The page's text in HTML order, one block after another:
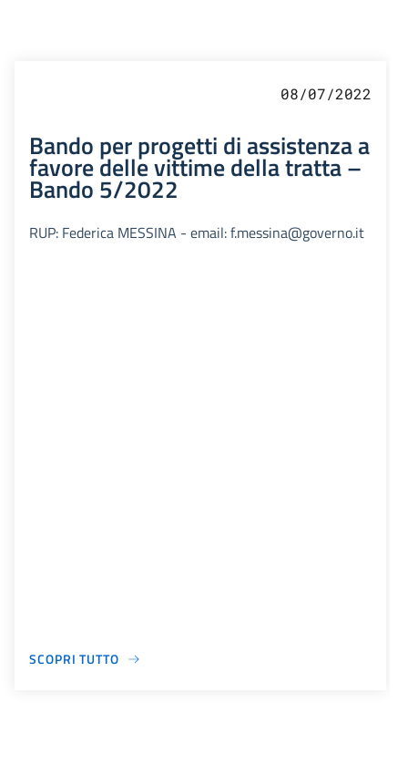
08/07/2022
Bando per progetti di assistenza a
favore delle vittime della tratta –
Bando 5/2022
RUP: Federica MESSINA - email: f.messina@governo.it
SCOPRI TUTTO